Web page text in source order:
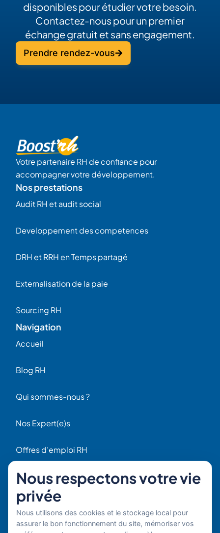
disponibles pour étudier votre besoin.
Contactez-nous pour un premier
échange gratuit et sans engagement.
Prendre rendez-vous
Votre partenaire RH de confiance pour
accompagner votre développement.
Nos prestations
Audit RH et audit social
Developpement des competences
DRH et RRH en Temps partagé
Externalisation de la paie
Sourcing RH
Navigation
Accueil
Blog RH
Qui sommes-nous ?
Nos Expert(e)s
Offres d’emploi RH
56 Rue Raspail
F92300 Levallois
+ 33 (0)1 42 70 97 20
Par email
Nous respectons votre vie
privée
Nous utilisons des cookies et le stockage local pour
assurer le bon fonctionnement du site, mémoriser vos